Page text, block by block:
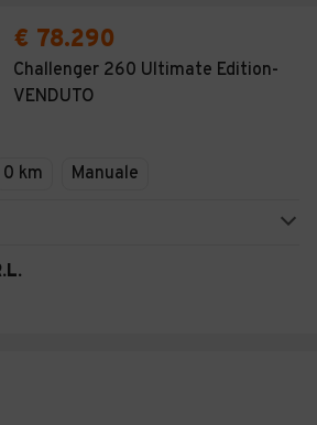
€ 78.290
Challenger 260 Ultimate Edition-
VENDUTO
0 km Manuale